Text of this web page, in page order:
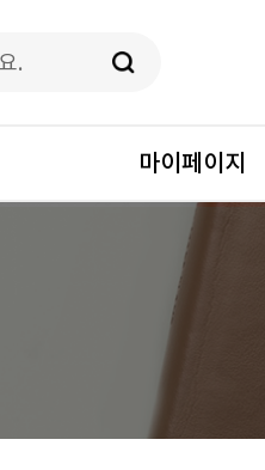
마이페이지